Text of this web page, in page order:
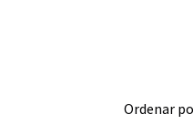
Ordenar